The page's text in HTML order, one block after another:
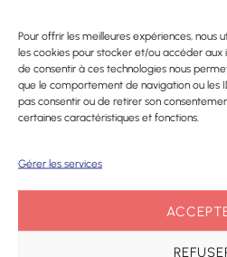
Pour offrir les meilleures expériences, nous
les cookies pour stocker et/ou accéder aux
de consentir à ces technologies nous
que le comportement de navigation ou les
pas consentir ou de retirer son
certaines caractéristiques et fonctions.
Gérer les services
FORMATION ASG DÉBUT